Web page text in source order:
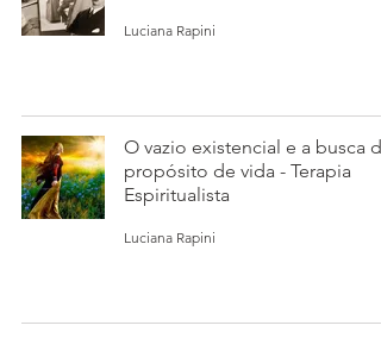
Luciana Rapini
O vazio existencial e a busca
propósito de vida - Terapia
Espiritualista
Luciana Rapini